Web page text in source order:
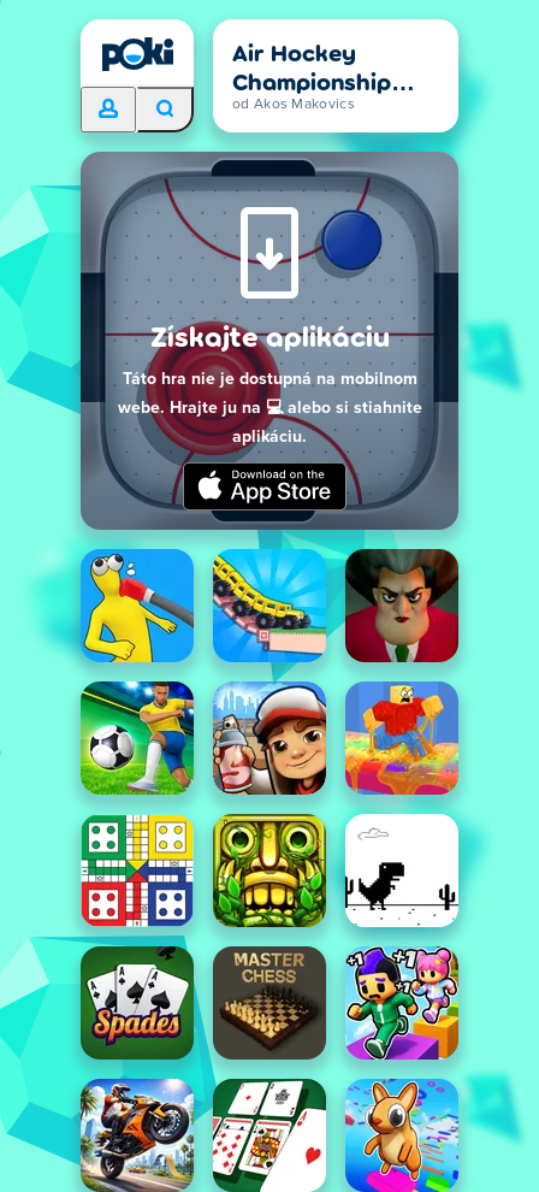
Air Hockey
Championship
Deluxe
od Akos Makovics
Získajte aplikáciu
Táto hra nie je dostupná na mobilnom
webe. Hrajte ju na 💻 alebo si stiahnite
aplikáciu.